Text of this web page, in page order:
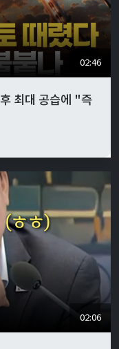
02:46
최대 공습에 "즉
02:06